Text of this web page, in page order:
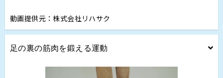
動画提供元：株式会社リハサク
足の裏の筋肉を鍛える運動